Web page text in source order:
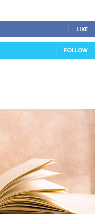
LIKE
FOLLOW